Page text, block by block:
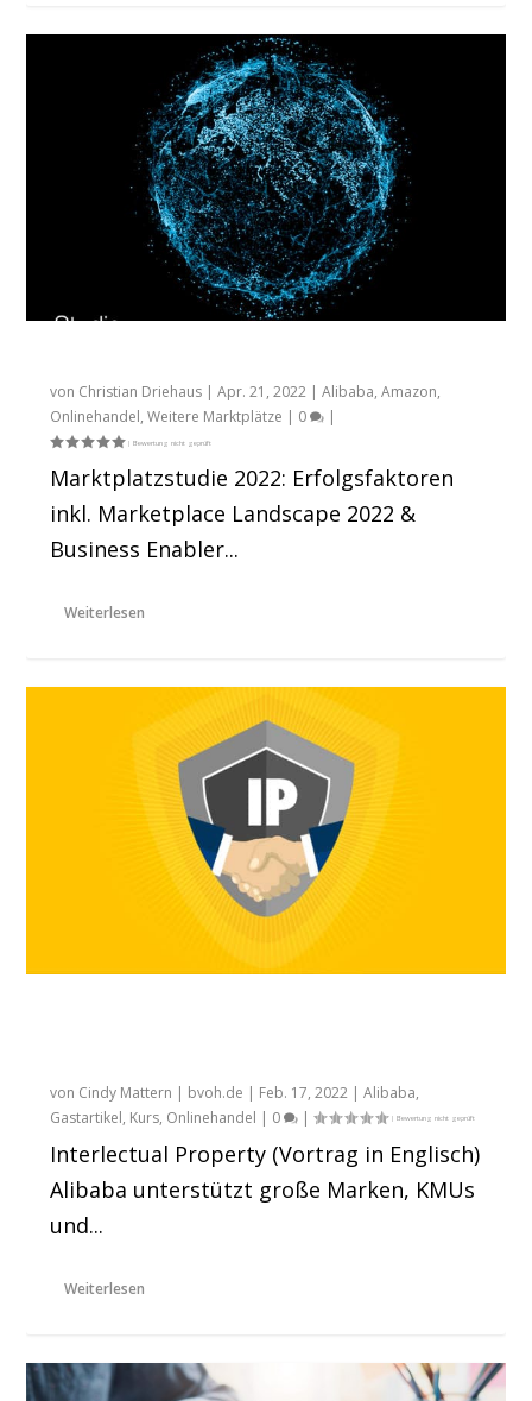
von Christian Driehaus |Apr. 21, 2022 |Alibaba,Amazon,
Onlinehandel,Weitere Marktplätze | 0 |
Marktplatzstudie 2022: Erfolgsfaktoren
inkl. Marketplace Landscape 2022 &
Business Enabler...
Weiterlesen
von Cindy Mattern | bvoh.de | Feb. 17, 2022 |Alibaba,
Gastartikel, Kurs, Onlinehandel | 0 |
Interlectual Property (Vortrag in Englisch)
Alibaba unterstützt große Marken, KMUs
und...
Weiterlesen